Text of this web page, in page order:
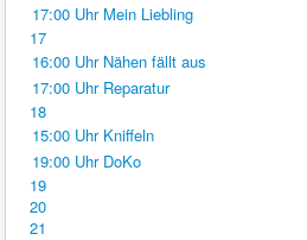
17:00 Uhr Mein Liebling
17
16:00 Uhr Nähen fällt aus
17:00 Uhr Reparatur
18
15:00 Uhr Kniffeln
19:00 Uhr DoKo
19
20
21